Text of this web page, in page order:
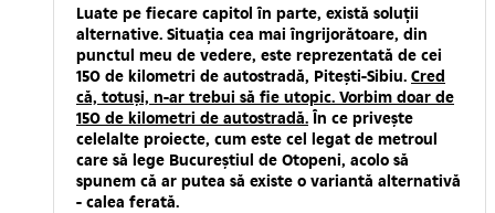
Luate pe fiecare capitol în parte, există soluţii
alternative. Situaţia cea mai îngrijorătoare, din
punctul meu de vedere, este reprezentată de cei
150 de kilometri de autostradă, Piteşti-Sibiu. Cred
că, totuşi, n-ar trebui să fie utopic. Vorbim doar de
150 de kilometri de autostradă. În ce priveşte
celelalte proiecte, cum este cel legat de metroul
care să lege Bucureştiul de Otopeni, acolo să
spunem că ar putea să existe o variantă alternativă
- calea ferată.